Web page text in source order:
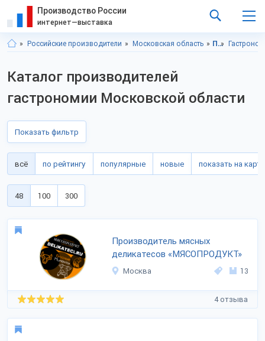
Производство России
интернет—выставка
Российские производители Московская область Продукты питания
Каталог производителей
гастрономии Московской области
Показать фильтр
всё по рейтингу популярные новые показать на карте
48 100 300
Производитель мясных
деликатесов «МЯСОПРОДУКТ»
Москва 13
4 отзыва